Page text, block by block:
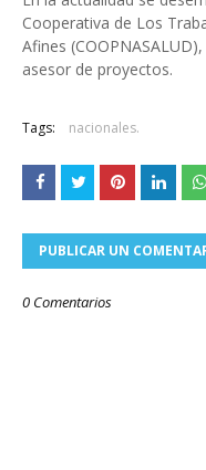
Cooperativa de Los
Afines
asesor de proyectos.
Tags: nacionales.
PUBLICAR UN
0 Comentarios